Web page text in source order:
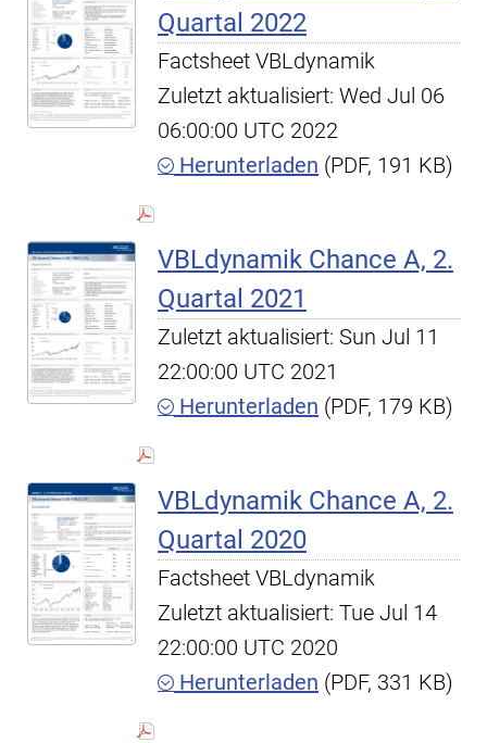
Quartal 2022
Factsheet VBLdynamik
Zuletzt aktualisiert: Wed Jul 06
06:00:00 UTC 2022
Herunterladen (PDF, 191 KB)
VBLdynamik Chance A, 2.
Quartal 2021
Zuletzt aktualisiert: Sun Jul 11
22:00:00 UTC 2021
Herunterladen (PDF, 179 KB)
VBLdynamik Chance A, 2.
Quartal 2020
Factsheet VBLdynamik
Zuletzt aktualisiert: Tue Jul 14
22:00:00 UTC 2020
Herunterladen (PDF, 331 KB)